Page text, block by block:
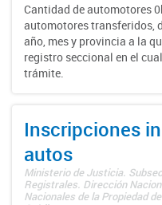
Cantidad de automotores
automotores transferidos,
año, mes y provincia a la
registro seccional en el
trámite.
Inscripciones
autos
Ministerio de Justicia.
Registrales. Dirección
Nacionales de la Propiedad